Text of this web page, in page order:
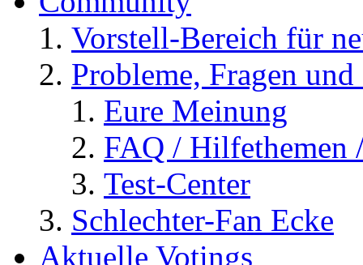
Vorstell-Bereich für
Probleme, Fragen
Eure Meinung
FAQ / Hilfethemen
Test-Center
Schlechter-Fan Ecke
Aktuelle Votings